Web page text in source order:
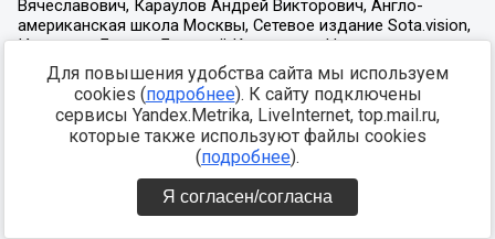
Для повышения удобства сайта мы используем
cookies (подробнее). К сайту подключены
сервисы Yandex.Metrika, LiveInternet, top.mail.ru,
которые также используют файлы cookies
(подробнее).
Я согласен/согласна